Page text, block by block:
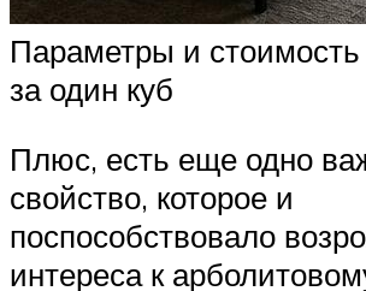
Параметры и
за один куб
Плюс, есть еще одно
свойство, которое и
поспособствовало
интереса к